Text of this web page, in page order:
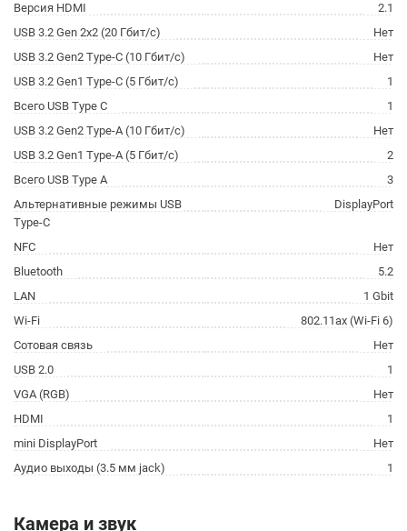
Версия HDMI
2.1
USB 3.2 Gen 2x2 (20 Гбит/с)
Нет
USB 3.2 Gen2 Type-C (10 Гбит/с)
Нет
USB 3.2 Gen1 Type-C (5 Гбит/с)
1
Всего USB Type C
1
USB 3.2 Gen2 Type-A (10 Гбит/с)
Нет
USB 3.2 Gen1 Type-A (5 Гбит/с)
2
Всего USB Type A
3
Альтернативные режимы USB
Type-C
DisplayPort
NFC
Нет
Bluetooth
5.2
LAN
1 Gbit
Wi-Fi
802.11ax (Wi-Fi 6)
Сотовая связь
Нет
USB 2.0
1
VGA (RGB)
Нет
HDMI
1
mini DisplayPort
Нет
Аудио выходы (3.5 мм jack)
1
Камера и звук